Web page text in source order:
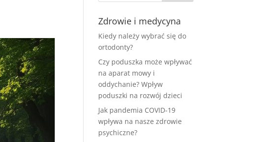
Zdrowie i medycyna
Kiedy należy wybrać się do
ortodonty?
Czy poduszka może wpływać
na aparat mowy i
oddychanie? Wpływ
poduszki na rozwój dzieci
Jak pandemia COVID-19
wpływa na nasze zdrowie
psychiczne?